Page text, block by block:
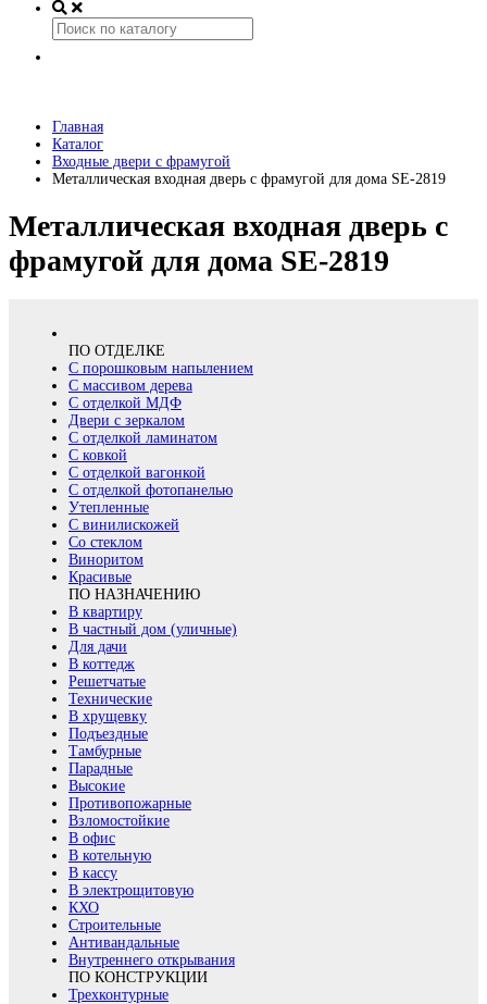
Главная
Каталог
Входные двери с фрамугой
Металлическая входная дверь с фрамугой для дома SE-2819
Металлическая входная дверь с
фрамугой для дома SE-2819
ПО ОТДЕЛКЕ
С порошковым напылением
С массивом дерева
С отделкой МДФ
Двери с зеркалом
С отделкой ламинатом
С ковкой
С отделкой вагонкой
С отделкой фотопанелью
Утепленные
С винилискожей
Со стеклом
Виноритом
Красивые
ПО НАЗНАЧЕНИЮ
В квартиру
В частный дом (уличные)
Для дачи
В коттедж
Решетчатые
Технические
В хрущевку
Подъездные
Тамбурные
Парадные
Высокие
Противопожарные
Взломостойкие
В офис
В котельную
В кассу
В электрощитовую
КХО
Строительные
Антивандальные
Внутреннего открывания
ПО КОНСТРУКЦИИ
Трехконтурные